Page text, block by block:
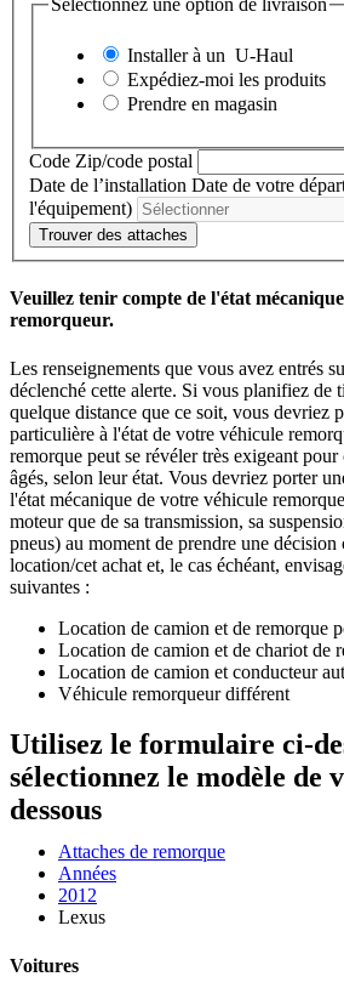
Sélectionnez une option de livraison
Installer à un U-Haul
Expédiez-moi les produits
Prendre en magasin
Code Zip/code postal
Date de l’installation Date de votre
l'équipement)
Trouver des attaches
Veuillez tenir compte de l'état
remorqueur.
Les renseignements que vous avez entrés
déclenché cette alerte. Si vous planifiez de
quelque distance que ce soit, vous devriez
particulière à l'état de votre véhicule
remorque peut se révéler très exigeant
âgés, selon leur état. Vous devriez porter
l'état mécanique de votre véhicule
moteur que de sa transmission, sa
pneus) au moment de prendre une décision
location/cet achat et, le cas échéant,
suivantes :
Location de camion et de remorque
Location de camion et de chariot de
Location de camion et conducteur
Véhicule remorqueur différent
Utilisez le formulaire ci-
sélectionnez le modèle de
dessous
Attaches de remorque
Années
2012
Lexus
Voitures